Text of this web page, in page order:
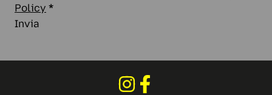
Policy *
Invia